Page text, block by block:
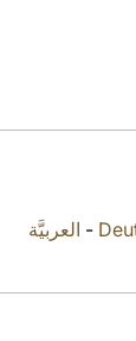
العربيَّة -